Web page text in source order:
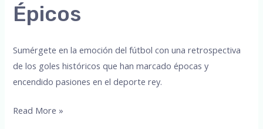
Épicos
Sumérgete en la emoción del fútbol con una retrospectiva
de los goles históricos que han marcado épocas y
encendido pasiones en el deporte rey.
Goles
Read More »